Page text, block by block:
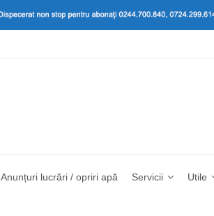
Anunțuri lucrări / opriri apă Servicii Utile